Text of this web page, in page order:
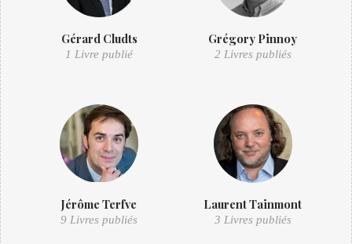
Gérard Cludts
1 Livre publié
Grégory Pinnoy
2 Livres publiés
Jérôme Terfve
9 Livres publiés
Laurent Tainmont
3 Livres publiés